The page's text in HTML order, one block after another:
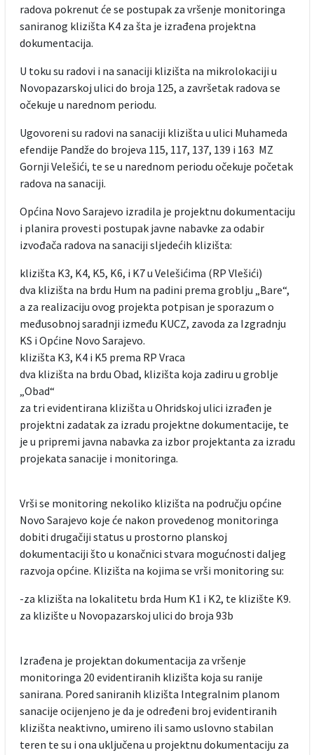
radova pokrenut će se postupak za vršenje monitoringa
saniranog klizišta K4 za šta je izrađena projektna
dokumentacija.
U toku su radovi i na sanaciji klizišta na mikrolokaciji u
Novopazarskoj ulici do broja 125, a završetak radova se
očekuje u narednom periodu.
Ugovoreni su radovi na sanaciji klizišta u ulici Muhameda
efendije Pandže do brojeva 115, 117, 137, 139 i 163 MZ
Gornji Velešići, te se u narednom periodu očekuje početak
radova na sanaciji.
Općina Novo Sarajevo izradila je projektnu dokumentaciju
i planira provesti postupak javne nabavke za odabir
izvođača radova na sanaciji sljedećih klizišta:
klizišta K3, K4, K5, K6, i K7 u Velešićima (RP Vlešići)
dva klizišta na brdu Hum na padini prema groblju „Bare“,
a za realizaciju ovog projekta potpisan je sporazum o
međusobnoj saradnji između KUCZ, zavoda za Izgradnju
KS i Općine Novo Sarajevo.
klizišta K3, K4 i K5 prema RP Vraca
dva klizišta na brdu Obad, klizišta koja zadiru u groblje
„Obad“
za tri evidentirana klizišta u Ohridskoj ulici izrađen je
projektni zadatak za izradu projektne dokumentacije, te
je u pripremi javna nabavka za izbor projektanta za izradu
projekata sanacije i monitoringa.
Vrši se monitoring nekoliko klizišta na području općine
Novo Sarajevo koje će nakon provedenog monitoringa
dobiti drugačiji status u prostorno planskoj
dokumentaciji što u konačnici stvara mogućnosti daljeg
razvoja općine. Klizišta na kojima se vrši monitoring su:
-za klizišta na lokalitetu brda Hum K1 i K2, te klizište K9.
za klizište u Novopazarskoj ulici do broja 93b
Izrađena je projektan dokumentacija za vršenje
monitoringa 20 evidentiranih klizišta koja su ranije
sanirana. Pored saniranih klizišta Integralnim planom
sanacije ocijenjeno je da je određeni broj evidentiranih
klizišta neaktivno, umireno ili samo uslovno stabilan
teren te su i ona uključena u projektnu dokumentaciju za